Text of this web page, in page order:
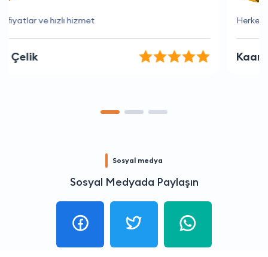
Herkese tavsiye ederim
Kaan Polat
Sosyal medya
Sosyal Medyada Paylaşın